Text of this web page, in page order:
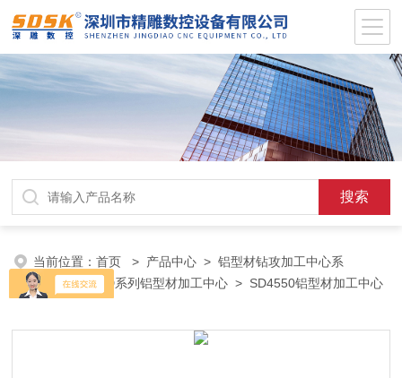
当前位置：首页 > 产品中心 >铝型材钻攻加工中心系
列
>BT30SD系列铝型材加工中心 > SD4550铝型材加工中心